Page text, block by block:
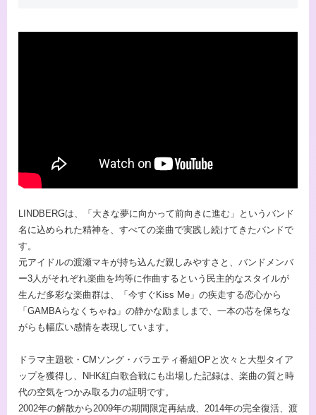
LINDBERGは、「大きな夢に向かって前向きに進む」というバンド
名に込められた精神を、すべての楽曲で実践し続けてきたバンドで
す。
元アイドルの渡瀬マキが持ち込んだ親しみやすさと、バンドメンバ
ー3人がそれぞれ楽曲を均等に作曲するという民主的なスタイルが
生んだ多彩な楽曲群は、「今すぐKiss Me」の疾走する恋心から
「GAMBAらなくちゃね」の静かな励ましまで、一本の芯を保ちな
がらも幅広い感情を表現しています。
ドラマ主題歌・CMソング・バラエティ番組OPと次々と大型タイア
ップを獲得し、NHK紅白歌合戦にも出場した記録は、楽曲の質と時
代の空気をつかみ取る力の証明です。
2002年の解散から2009年の期間限定再結成、2014年の完全復活、渡